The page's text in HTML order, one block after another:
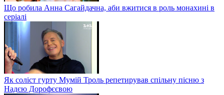
Що робила Анна Сагайдачна, аби вжитися в роль монахині в
серіалі
Як соліст гурту Мумій Троль репетирував спільну пісню з
Надєю Дорофєєвою